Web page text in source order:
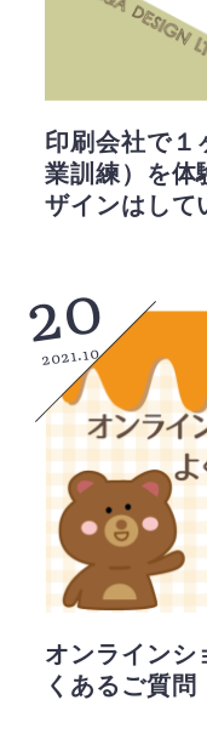
印刷会社で１
業訓練）を体
ザインはして
20
2021.10
オンラインシ
くあるご質問